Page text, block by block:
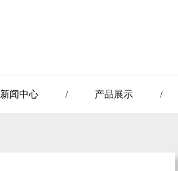
新闻中心 / 产品展示 /